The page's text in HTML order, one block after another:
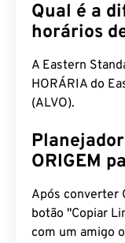
Qual é a
horários
A Eastern
HORÁRIA do
(ALVO).
ORIGEM
Após converter
botão "Copiar
com um amigo